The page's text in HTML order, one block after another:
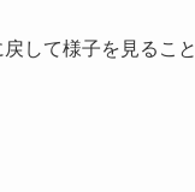
して様子を見ること